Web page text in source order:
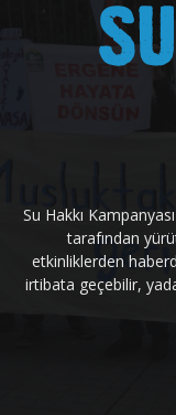
Su Hakkı Kampanyası
tarafından
etkinliklerden
irtibata geçebilir,